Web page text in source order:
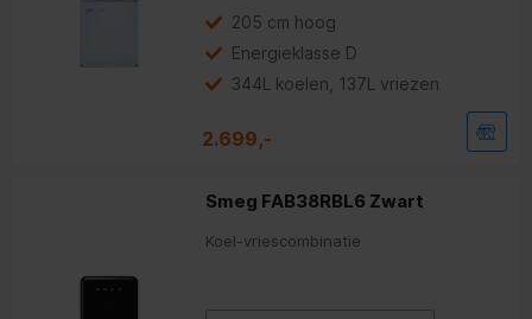
Youreko’s
voor
energiebesparing.
205 cm hoog
Energieklasse D
344L koelen, 137L vriezen
2.699,-
Smeg FAB38RBL6 Zwart
Koel-vriescombinatie